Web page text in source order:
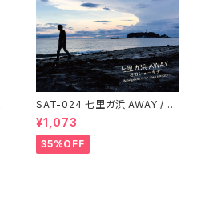
SAT-024 七里ガ浜 AWAY / 石
田ショーキチ
¥1,073
35%OFF